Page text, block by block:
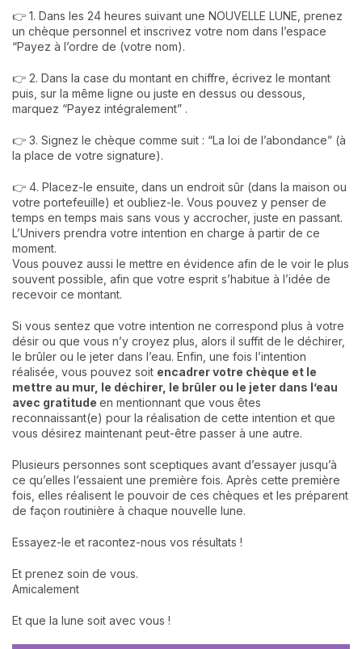
👉 1. Dans les 24 heures suivant une NOUVELLE LUNE, prenez
un chèque personnel et inscrivez votre nom dans l’espace
“Payez à l’ordre de (votre nom).
👉 2. Dans la case du montant en chiffre, écrivez le montant
puis, sur la même ligne ou juste en dessus ou dessous,
marquez “Payez intégralement” .
👉 3. Signez le chèque comme suit : “La loi de l’abondance” (à
la place de votre signature).
👉 4. Placez-le ensuite, dans un endroit sûr (dans la maison ou
votre portefeuille) et oubliez-le. Vous pouvez y penser de
temps en temps mais sans vous y accrocher, juste en passant.
L’Univers prendra votre intention en charge à partir de ce
moment.
Vous pouvez aussi le mettre en évidence afin de le voir le plus
souvent possible, afin que votre esprit s’habitue à l’idée de
recevoir ce montant.
Si vous sentez que votre intention ne correspond plus à votre
désir ou que vous n’y croyez plus, alors il suffit de le déchirer,
le brûler ou le jeter dans l’eau. Enfin, une fois l’intention
réalisée, vous pouvez soit encadrer votre chèque et le
mettre au mur, le déchirer, le brûler ou le jeter dans l’eau
avec gratitude en mentionnant que vous êtes
reconnaissant(e) pour la réalisation de cette intention et que
vous désirez maintenant peut-être passer à une autre.
Plusieurs personnes sont sceptiques avant d’essayer jusqu’à
ce qu’elles l’essaient une première fois. Après cette première
fois, elles réalisent le pouvoir de ces chèques et les préparent
de façon routinière à chaque nouvelle lune.
Essayez-le et racontez-nous vos résultats !
Et prenez soin de vous.
Amicalement
Et que la lune soit avec vous !